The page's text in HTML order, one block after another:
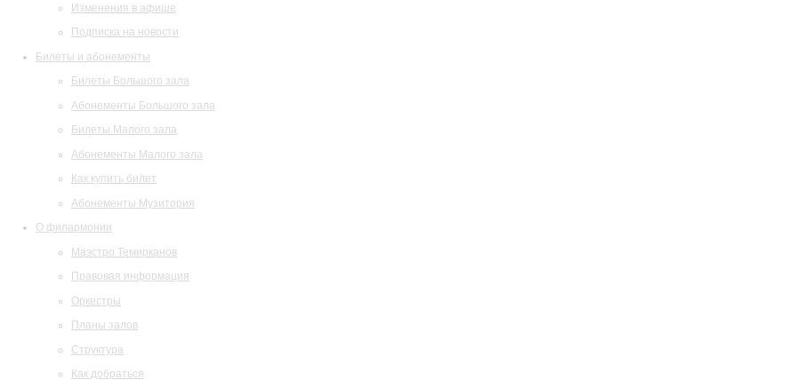
Изменения в афише
Подписка на новости
Билеты и абонементы
Билеты Большого зала
Абонементы Большого зала
Билеты Малого зала
Абонементы Малого зала
Как купить билет
Абонементы Музитория
О филармонии
Маэстро Темирканов
Правовая информация
Оркестры
Планы залов
Структура
Как добраться